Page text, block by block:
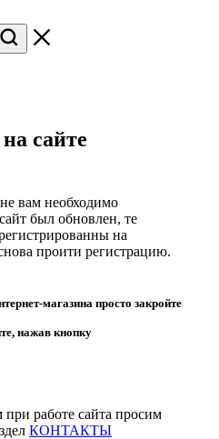
сайте
вам необходимо
был обновлен, те
на
проити регистрацию.
магазина просто закройте
нажав кнопку
работе сайта просим
КОНТАКТЫ